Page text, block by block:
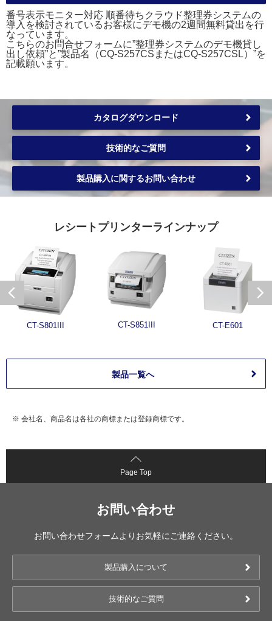
番号表示モニター対応 順番待ちクラウド整理券システムの
導入を検討されているお客様にデモ機の2週間無料貸出を行
なっています。
こちらのお問合せフォームに”整理券システムのデモ機貸し
出し依頼”と”製品名（CQ-S257CSまたはCQ-S257CSL）”を
記載願います。
カタログダウンロード
技術的なご質問
製品購入に関するお問い合わせ
レシートプリンターラインナップ
CT-S801III CT-S851III CT-E601
製品一覧へ
※ 会社名、商品名は各社の商標または登録商標です。
Page Top
お問い合わせ
お問い合わせフォームよりお気軽にご連絡ください。
製品購入について
技術的なご質問